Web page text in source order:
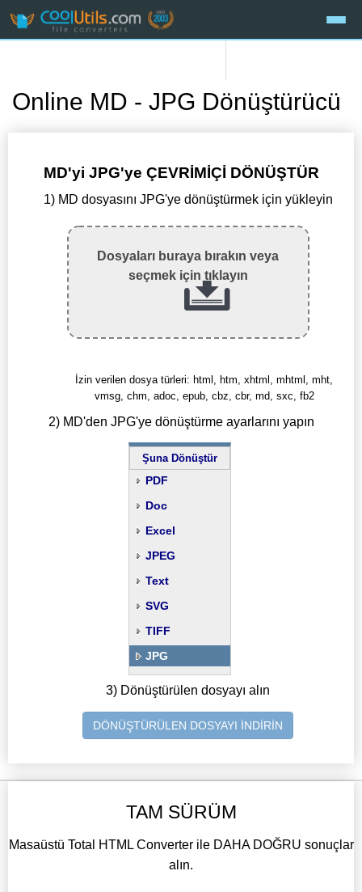
Online MD - JPG Dönüştürücü
MD'yi JPG'ye ÇEVRİMİÇİ DÖNÜŞTÜR
1) MD dosyasını JPG'ye dönüştürmek için yükleyin
Dosyaları buraya bırakın veya
seçmek için tıklayın
İzin verilen dosya türleri: html, htm, xhtml, mhtml, mht,
vmsg, chm, adoc, epub, cbz, cbr, md, sxc, fb2
2) MD'den JPG'ye dönüştürme ayarlarını yapın
Şuna Dönüştür
PDF
Doc
Excel
JPEG
Text
SVG
TIFF
JPG
3) Dönüştürülen dosyayı alın
DÖNÜŞTÜRÜLEN DOSYAYI İNDİRİN
TAM SÜRÜM
Masaüstü Total HTML Converter ile DAHA DOĞRU sonuçlar
alın.